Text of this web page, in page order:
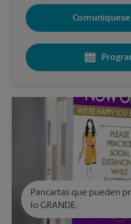
Pancartas que pueden
lo GRANDE.